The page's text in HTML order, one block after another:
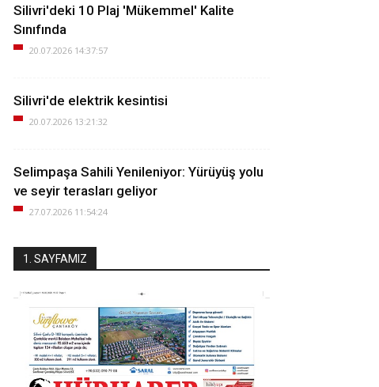
Silivri'deki 10 Plaj 'Mükemmel' Kalite
Sınıfında
20.07.2026 14:37:57
Silivri'de elektrik kesintisi
20.07.2026 13:21:32
Selimpaşa Sahili Yenileniyor: Yürüyüş yolu
ve seyir terasları geliyor
27.07.2026 11:54:24
1. SAYFAMIZ